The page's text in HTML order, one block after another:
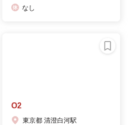
なし
O2
東京都 清澄白河駅